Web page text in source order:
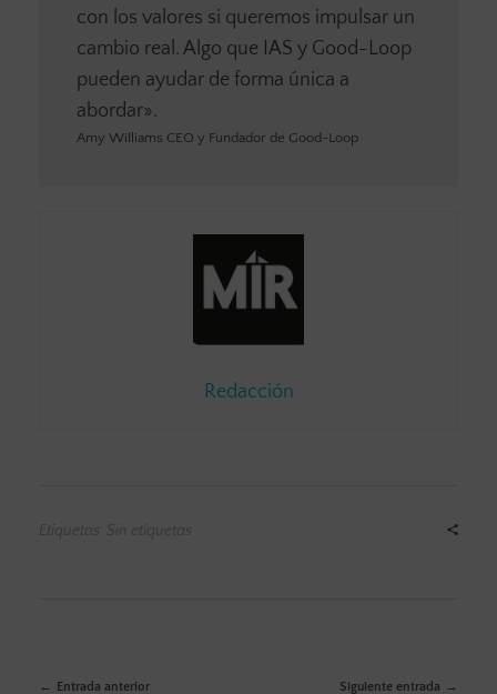
con los valores si queremos impulsar un
cambio real. Algo que IAS y Good-Loop
pueden ayudar de forma única a
abordar».
Amy Williams CEO y Fundador de Good-Loop
Redacción
Etiquetas: Sin etiquetas
Entrada anterior Siguiente entrada